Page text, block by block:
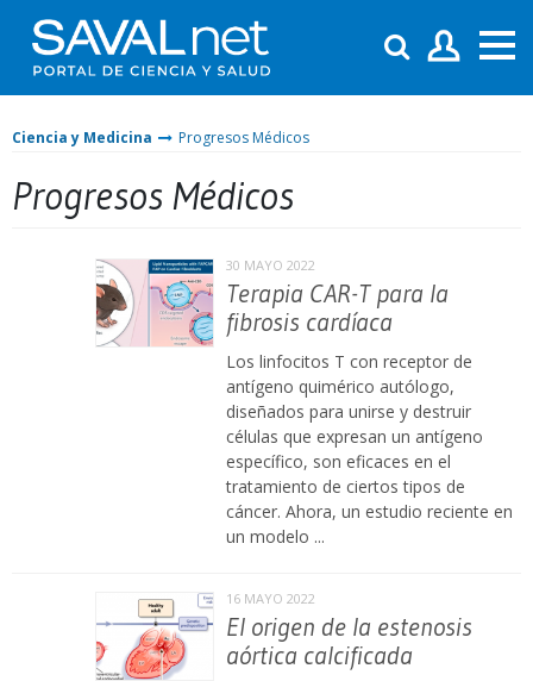
Ciencia y Medicina Progresos Médicos
Progresos Médicos
30 MAYO 2022
Terapia CAR-T para la
fibrosis cardíaca
Los linfocitos T con receptor de
antígeno quimérico autólogo,
diseñados para unirse y destruir
células que expresan un antígeno
específico, son eficaces en el
tratamiento de ciertos tipos de
cáncer. Ahora, un estudio reciente en
un modelo ...
16 MAYO 2022
El origen de la estenosis
aórtica calcificada